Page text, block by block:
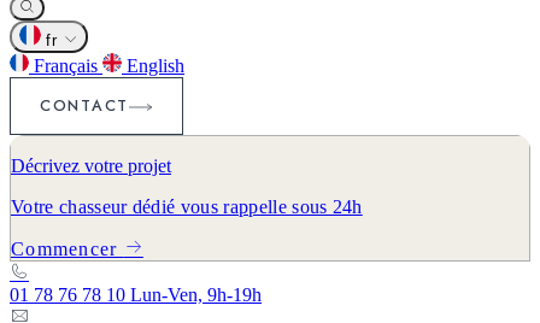
fr
Français
English
CONTACT
Décrivez votre projet
Votre chasseur dédié vous rappelle sous 24h
Commencer
01 78 76 78 10 Lun-Ven, 9h-19h